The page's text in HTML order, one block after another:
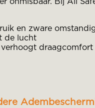
en zware
de lucht
verhoogt draagcomfort